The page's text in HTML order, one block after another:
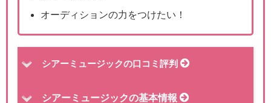
オーディションの力をつけたい！
シアーミュージックの口コミ評判
シアーミュージックの基本情報